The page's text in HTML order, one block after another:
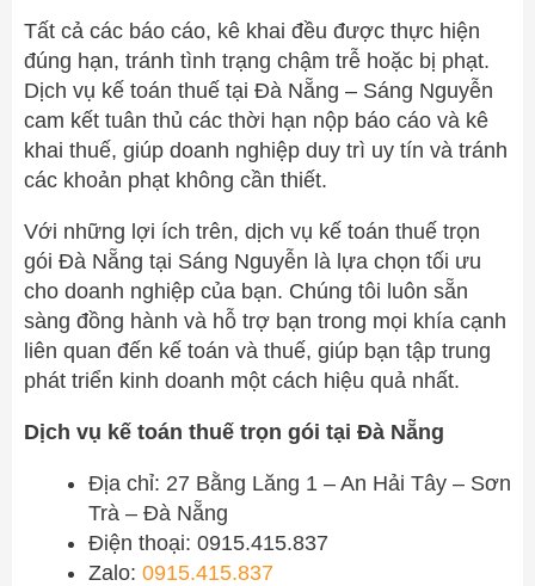
Tất cả các báo cáo, kê khai đều được thực hiện
đúng hạn, tránh tình trạng chậm trễ hoặc bị phạt.
Dịch vụ kế toán thuế tại Đà Nẵng – Sáng Nguyễn
cam kết tuân thủ các thời hạn nộp báo cáo và kê
khai thuế, giúp doanh nghiệp duy trì uy tín và tránh
các khoản phạt không cần thiết.
Với những lợi ích trên, dịch vụ kế toán thuế trọn
gói Đà Nẵng tại Sáng Nguyễn là lựa chọn tối ưu
cho doanh nghiệp của bạn. Chúng tôi luôn sẵn
sàng đồng hành và hỗ trợ bạn trong mọi khía cạnh
liên quan đến kế toán và thuế, giúp bạn tập trung
phát triển kinh doanh một cách hiệu quả nhất.
Dịch vụ kế toán thuế trọn gói tại Đà Nẵng
Địa chỉ: 27 Bằng Lăng 1 – An Hải Tây – Sơn
Trà – Đà Nẵng
Điện thoại: 0915.415.837
Zalo: 0915.415.837